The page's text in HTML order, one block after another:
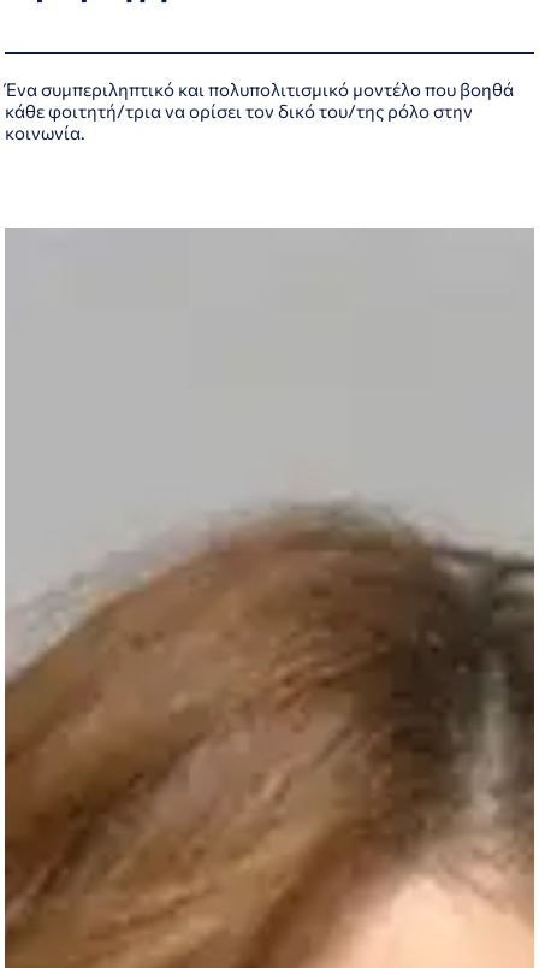
Ένα συμπεριληπτικό και πολυπολιτισμικό μοντέλο που βοηθά
κάθε φοιτητή/τρια να ορίσει τον δικό του/της ρόλο στην
κοινωνία.